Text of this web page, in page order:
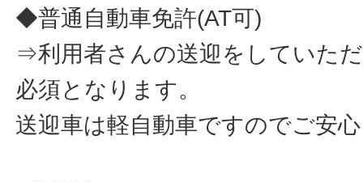
◆普通自動車免許(AT可)
⇒利用者さんの送迎をしていた
必須となります。
送迎車は軽自動車ですのでご安